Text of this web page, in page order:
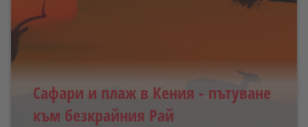
Сафари и плаж в Кения - пътуване
към безкрайния Рай